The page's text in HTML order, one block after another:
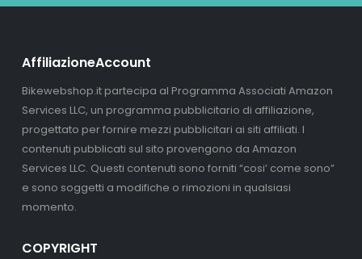
AffiliazioneAccount
Bikewebshop.it partecipa al Programma Associati Amazon
Services LLC, un programma pubblicitario di affiliazione,
progettato per fornire mezzi pubblicitari ai siti affiliati. I
contenuti pubblicati sul sito provengono da Amazon
Services LLC. Questi contenuti sono forniti “cosi’ come sono”
e sono soggetti a modifiche o rimozioni in qualsiasi
momento.
COPYRIGHT